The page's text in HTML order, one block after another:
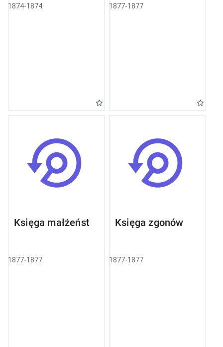
1874-1874 1877-1877
Księga małżeństw
1877-1877
Księga zgonów
1877-1877